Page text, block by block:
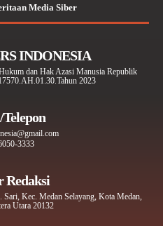
Media Siber
INDONESIA
dan Hak Azasi Manusia Republik
2023
3333
Redaksi
Kec. Medan Selayang, Kota Medan,
Utara 20132